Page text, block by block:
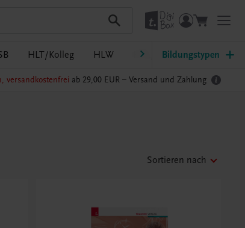
HLT/Kolleg HLW HTL/FS LW/LWBF
Bildungstypen
versandkostenfrei ab 29,00 EUR – Versand und Zahlung
Sortieren nach